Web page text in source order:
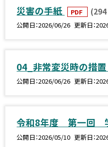
災害の手紙 PDF
公開日 2026/06/26 更新日
04_非常変災時の措
公開日 2026/06/26 更新日
令和8年度 第一回
公開日 2026/05/10 更新日